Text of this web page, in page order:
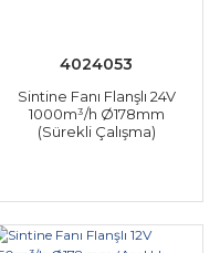
4024053
Sintine Fanı Flanşlı 24V
1000m³/h Ø178mm
(Sürekli Çalışma)